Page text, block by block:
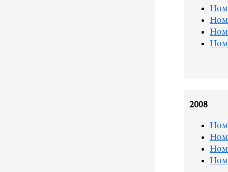
2008